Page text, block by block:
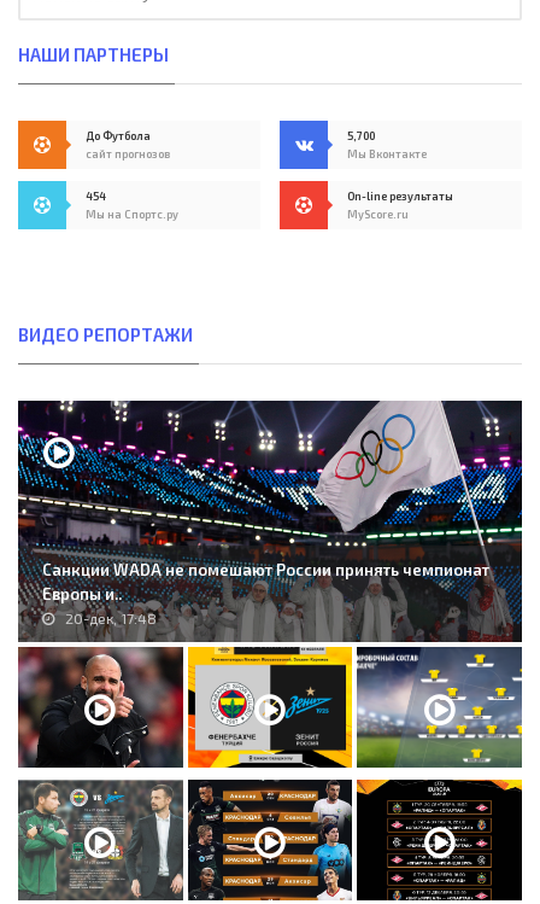
НАШИ ПАРТНЕРЫ
До Футбола
сайт прогнозов
5,700
Мы Вконтакте
454
Мы на Спортс.ру
On-line результаты
MyScore.ru
ВИДЕО РЕПОРТАЖИ
Санкции WADA не помешают России принять чемпионат
Европы и..
20-дек, 17:48